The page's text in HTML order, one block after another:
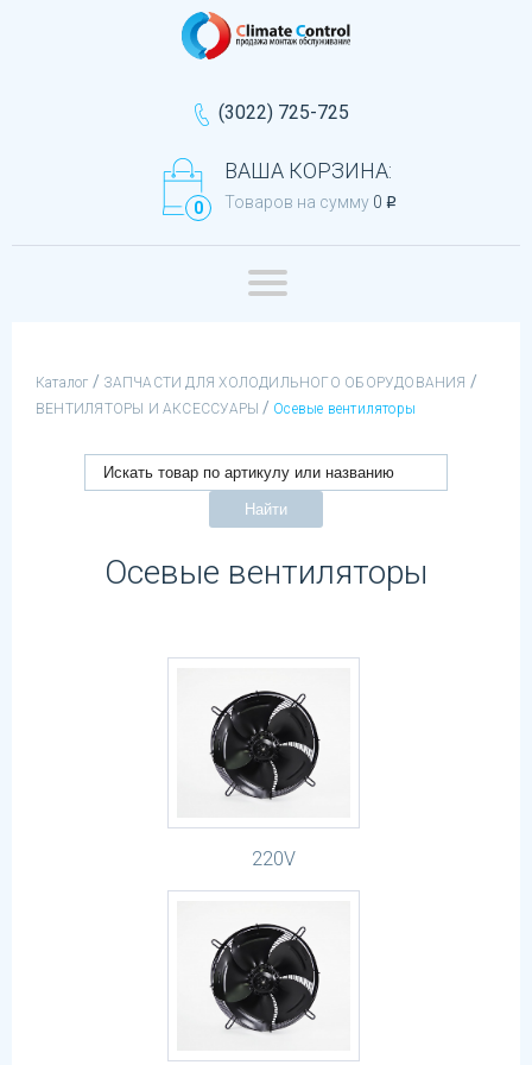
(3022) 725-725
0
ВАША КОРЗИНА:
Товаров на сумму 0 q
Каталог / ЗАПЧАСТИ ДЛЯ ХОЛОДИЛЬНОГО ОБОРУДОВАНИЯ /
ВЕНТИЛЯТОРЫ И АКСЕССУАРЫ / Осевые вентиляторы
Найти
Осевые вентиляторы
220V